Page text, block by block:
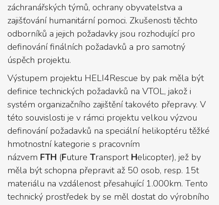
záchranářských týmů, ochrany obyvatelstva a
zajišťování humanitární pomoci. Zkušenosti těchto
odborníků a jejich požadavky jsou rozhodující pro
definování finálních požadavků a pro samotný
úspěch projektu.
Výstupem projektu HELI4Rescue by pak měla být
definice technických požadavků na VTOL, jakož i
systém organizačního zajištění takovéto přepravy. V
této souvislosti je v rámci projektu velkou výzvou
definování požadavků na speciální helikoptéru těžké
hmotnostní kategorie s pracovním
názvem FTH (Future Transport Helicopter), jež by
měla být schopna přepravit až 50 osob, resp. 15t
materiálu na vzdálenost přesahující 1.000km. Tento
technický prostředek by se měl dostat do výrobního